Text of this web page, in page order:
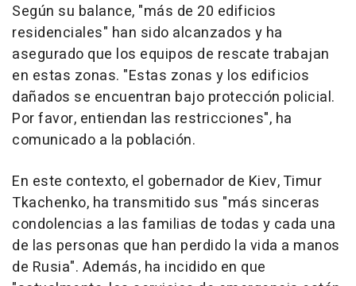
Según su balance, "más de 20 edificios
residenciales" han sido alcanzados y ha
asegurado que los equipos de rescate trabajan
en estas zonas. "Estas zonas y los edificios
dañados se encuentran bajo protección policial.
Por favor, entiendan las restricciones", ha
comunicado a la población.
En este contexto, el gobernador de Kiev, Timur
Tkachenko, ha transmitido sus "más sinceras
condolencias a las familias de todas y cada una
de las personas que han perdido la vida a manos
de Rusia". Además, ha incidido en que